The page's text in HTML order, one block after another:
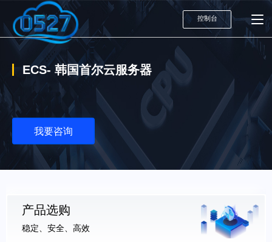
控制台
ECS- 韩国首尔云服务器
我要咨询
产品选购
稳定、安全、高效